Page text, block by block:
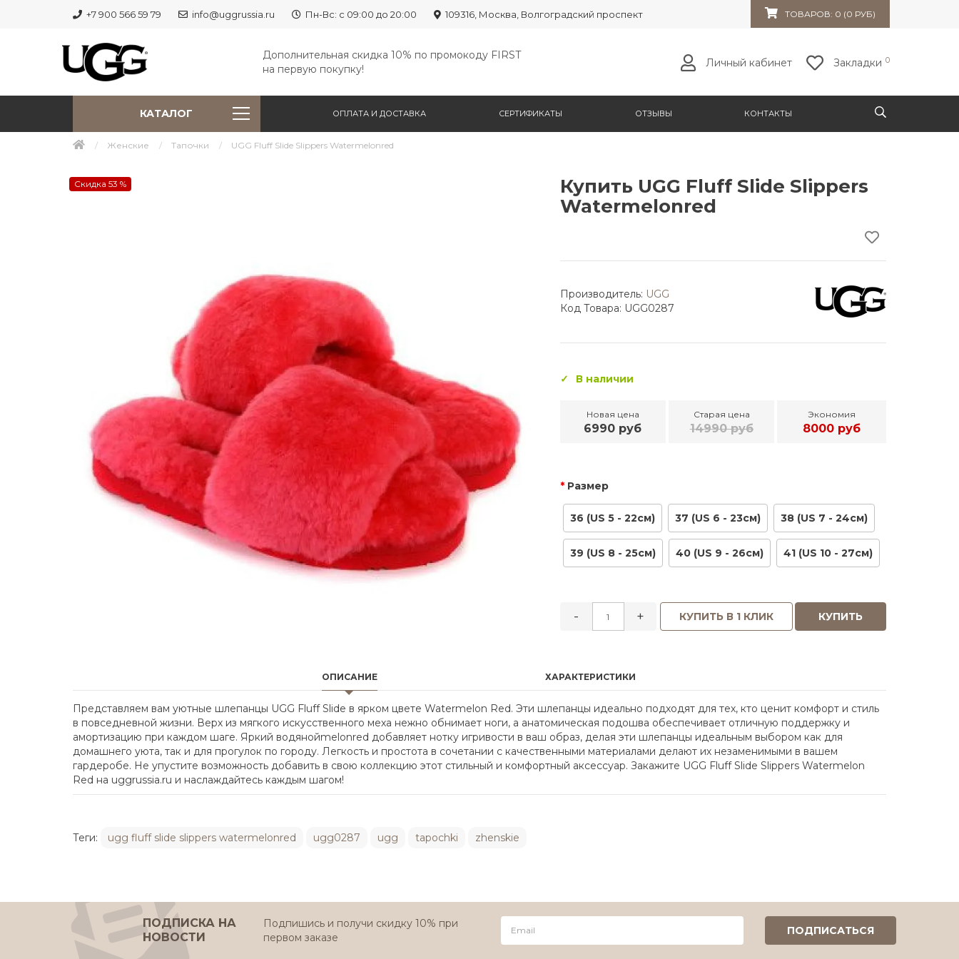
+7 900 566 59 79 info@uggrussia.ru Пн-Вс: с 09:00 до 20:00 109316, Москва, Волгоградский проспект 32к10 ТОВАРОВ: 0 (0 РУБ)
Дополнительная скидка 10% по промокоду FIRST
на первую покупку!
Личный кабинет Закладки 0
КАТАЛОГ ОПЛАТА И ДОСТАВКА СЕРТИФИКАТЫ ОТЗЫВЫ КОНТАКТЫ
Женские Тапочки UGG Fluff Slide Slippers Watermelonred
Скидка 53 %
Купить UGG Fluff Slide Slippers
Watermelonred
Производитель: UGG
Код Товара: UGG0287
В наличии
Новая цена
6990 руб
Старая цена
14990 руб
Экономия
8000 руб
Размер
36 (US 5 - 22см) 37 (US 6 - 23см) 38 (US 7 - 24см)
39 (US 8 - 25см) 40 (US 9 - 26см) 41 (US 10 - 27см)
- + КУПИТЬ В 1 КЛИК КУПИТЬ
ОПИСАНИЕ ХАРАКТЕРИСТИКИ
Представляем вам уютные шлепанцы UGG Fluff Slide в ярком цвете Watermelon Red. Эти шлепанцы идеально подходят для тех, кто ценит комфорт и стиль
в повседневной жизни. Верх из мягкого искусственного меха нежно обнимает ноги, а анатомическая подошва обеспечивает отличную поддержку и
амортизацию при каждом шаге. Яркий водянойmelonred добавляет нотку игривости в ваш образ, делая эти шлепанцы идеальным выбором как для
домашнего уюта, так и для прогулок по городу. Легкость и простота в сочетании с качественными материалами делают их незаменимыми в вашем
гардеробе. Не упустите возможность добавить в свою коллекцию этот стильный и комфортный аксессуар. Закажите UGG Fluff Slide Slippers Watermelon
Red на uggrussia.ru и наслаждайтесь каждым шагом!
Теги: ugg fluff slide slippers watermelonred ugg0287 ugg tapochki zhenskie
ПОДПИСКА НА
НОВОСТИ
Подпишись и получи скидку 10% при
первом заказе